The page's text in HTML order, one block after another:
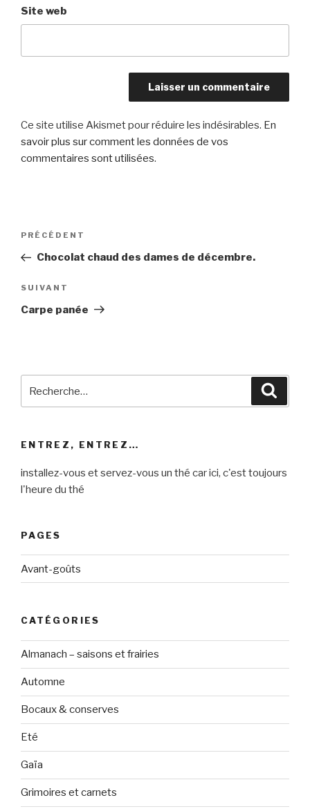
Site web
Ce site utilise Akismet pour réduire les indésirables. En
savoir plus sur comment les données de vos
commentaires sont utilisées.
Navigation
l’article
Article
précédent
PRÉCÉDENT
Chocolat chaud des dames de décembre.
Article
suivant
SUIVANT
Carpe panée
pour
ENTREZ, ENTREZ…
installez-vous et servez-vous un thé car ici, c'est toujours
l'heure du thé
PAGES
Avant-goûts
CATÉGORIES
Almanach – saisons et frairies
Automne
Bocaux & conserves
Eté
Gaïa
Grimoires et carnets